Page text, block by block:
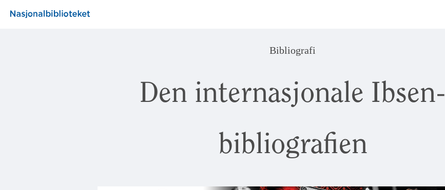
Bibliografi
Den internasjonale Ibsen-
bibliografien